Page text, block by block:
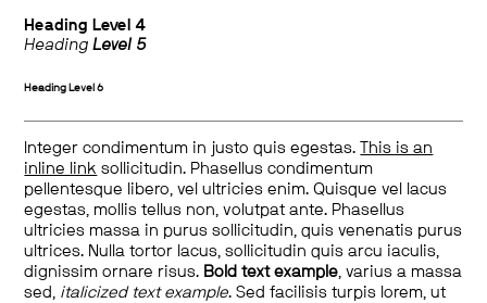
Heading Level 4
HeadingLevel 5
Heading Level 6
Integer condimentum in justo quis egestas.
This is an
inline link sollicitudin. Phasellus condimentum
pellentesque libero, vel ultricies enim. Quisque vel lacus
egestas, mollis tellus non, volutpat ante. Phasellus
ultricies massa in purus sollicitudin, quis venenatis purus
ultrices. Nulla tortor lacus, sollicitudin quis arcu iaculis,
dignissim ornare risus. Bold text example, varius a massa
sed, italicized text example. Sed facilisis turpis lorem, ut